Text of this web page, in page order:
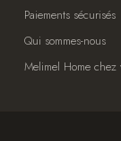
Paiements sécurisés
Qui sommes-nous
Melimel Home chez